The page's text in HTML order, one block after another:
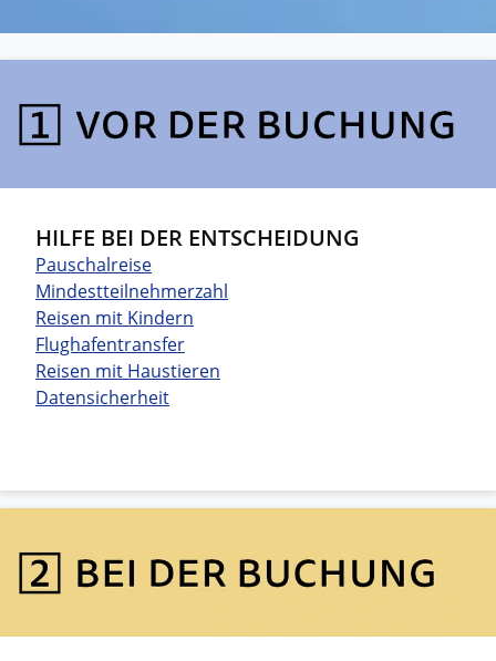
HILFE BEI DER ENTSCHEIDUNG
Pauschalreise
Mindestteilnehmerzahl
Reisen mit Kindern
Flughafentransfer
Reisen mit Haustieren
Datensicherheit